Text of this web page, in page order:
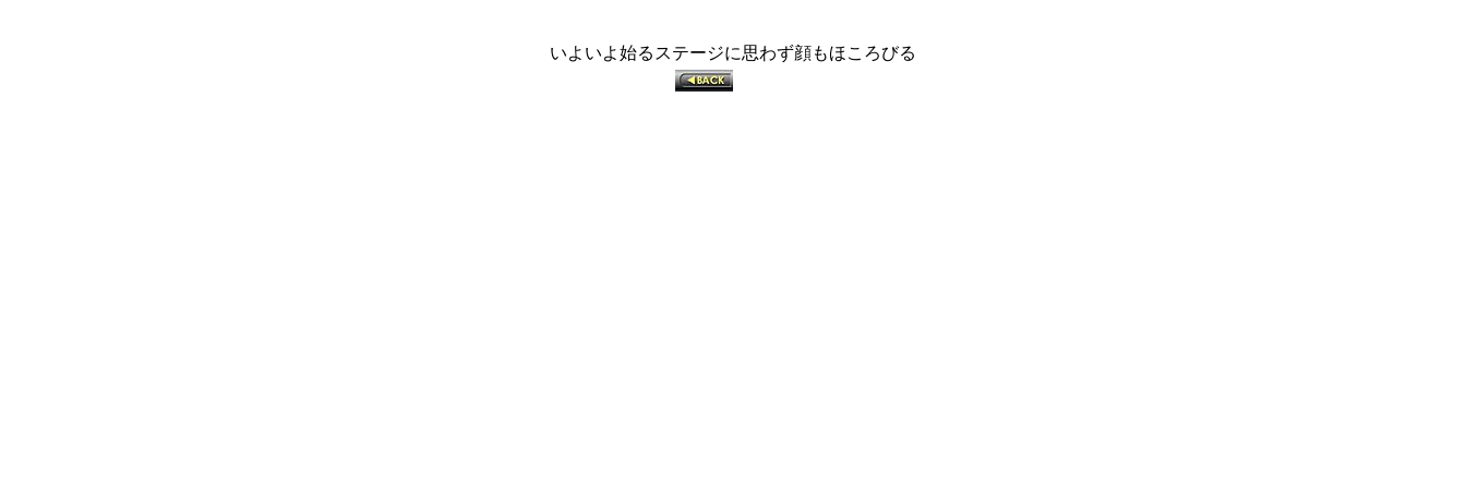
いよいよ始るステージに思わず顔もほころびる